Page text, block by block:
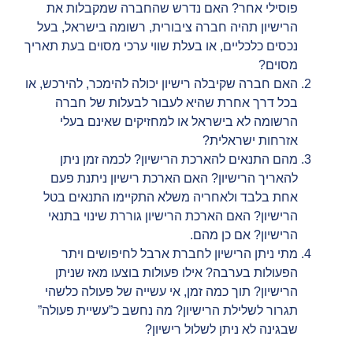
פוסילי אחר? האם נדרש שהחברה שמקבלות את
הרישיון תהיה חברה ציבורית, רשומה בישראל, בעל
נכסים כלכליים, או בעלת שווי ערכי מסוים בעת תאריך
מסוים?
האם חברה שקיבלה רישיון יכולה להימכר, להירכש, או
בכל דרך אחרת שהיא לעבור לבעלות של חברה
הרשומה לא בישראל או למחזיקים שאינם בעלי
אזרחות ישראלית?
מהם התנאים להארכת הרישיון? לכמה זמן ניתן
להאריך הרישיון? האם הארכת רישיון ניתנת פעם
אחת בלבד ולאחריה משלא התקיימו התנאים בטל
הרישיון? האם הארכת הרישיון גוררת שינוי בתנאי
הרישיון? אם כן מהם.
מתי ניתן הרישיון לחברת ארבל לחיפושים ויתר
הפעולות בערבה? אילו פעולות בוצעו מאז שניתן
הרישיון? תוך כמה זמן, אי עשייה של פעולה כלשהי
תגרור לשלילת הרישיון? מה נחשב כ”עשיית פעולה”
שבגינה לא ניתן לשלול רישיון?